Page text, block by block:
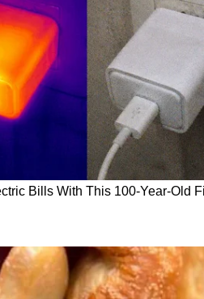
బ‌డ్జెట్ 2025లో ఆంధ్ర‌ప్ర‌దేశ్ కు
కార్పొరేషన్ డిప్యూటీ
డిప్యూటీ మేయర్‌గా అధికార
ఓట్లు రాగా, ఆయన ప్రత్యర్థి
ఎన్నిక మొదట సోమవారం
మొత్తం 50 మంది
మంది మాత్రమే ఓటు వేయడానికి
కావాల్సిన అవసరం ఉన్నందున,